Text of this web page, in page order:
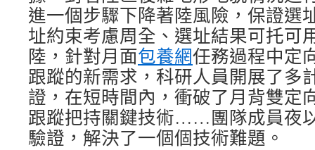
進一個步驟下降著陸風險，保證選
址約束考慮周全、選址結果可托可
陸，針對月面包養網任務過程中定
跟蹤的新需求，科研人員開展了多
證，在短時間內，衝破了月背雙定
跟蹤把持關鍵技術……團隊成員夜
驗證，解決了一個個技術難題。